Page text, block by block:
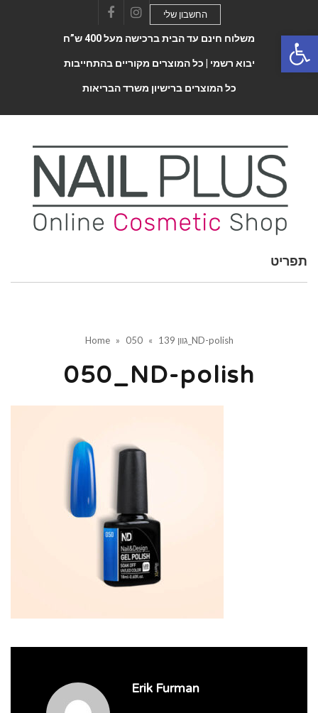
FacebookInstagram
החשבון שלי
משלוח חינם עד הבית ברכישה מעל 400 ש”ח
יבוא רשמי | כל המוצרים מקוריים בהתחייבות
כל המוצרים ברישיון משרד הבריאות
Toggle
תפריט
Home » גוון 139 » 050_ND-polish
050_ND-polish
Erik Furman